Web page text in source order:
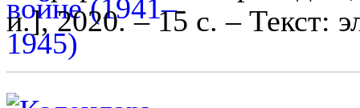
и.], 2020. – 15 с. – Текст: